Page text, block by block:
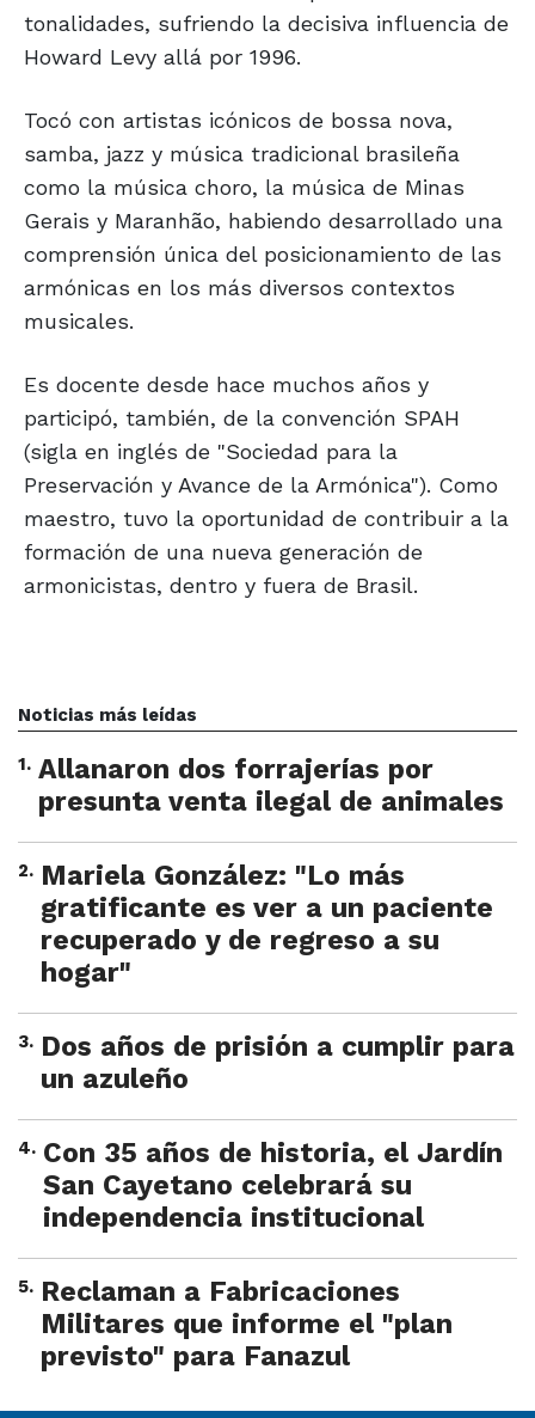
tonalidades, sufriendo la decisiva influencia de
Howard Levy allá por 1996.
Tocó con artistas icónicos de bossa nova,
samba, jazz y música tradicional brasileña
como la música choro, la música de Minas
Gerais y Maranhão, habiendo desarrollado una
comprensión única del posicionamiento de las
armónicas en los más diversos contextos
musicales.
Es docente desde hace muchos años y
participó, también, de la convención SPAH
(sigla en inglés de "Sociedad para la
Preservación y Avance de la Armónica"). Como
maestro, tuvo la oportunidad de contribuir a la
formación de una nueva generación de
armonicistas, dentro y fuera de Brasil.
Noticias más leídas
1. Allanaron dos forrajerías por
presunta venta ilegal de animales
2. Mariela González: "Lo más
gratificante es ver a un paciente
recuperado y de regreso a su
hogar"
3. Dos años de prisión a cumplir para
un azuleño
4. Con 35 años de historia, el Jardín
San Cayetano celebrará su
independencia institucional
5. Reclaman a Fabricaciones
Militares que informe el "plan
previsto" para Fanazul